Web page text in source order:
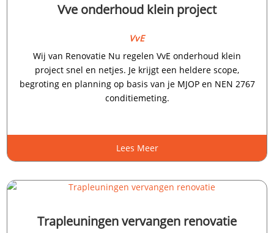
Vve onderhoud klein project
VvE
Wij van Renovatie Nu regelen VvE onderhoud klein
project snel en netjes.​ Je krijgt een heldere scope,
begroting en planning op basis van je MJOP en NEN 2767
conditiemeting.​
Lees Meer
Trapleuningen vervangen renovatie